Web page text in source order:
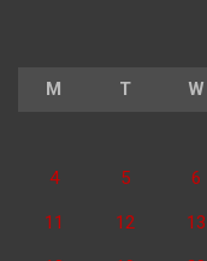
M T W
4 5 6
11 12 13